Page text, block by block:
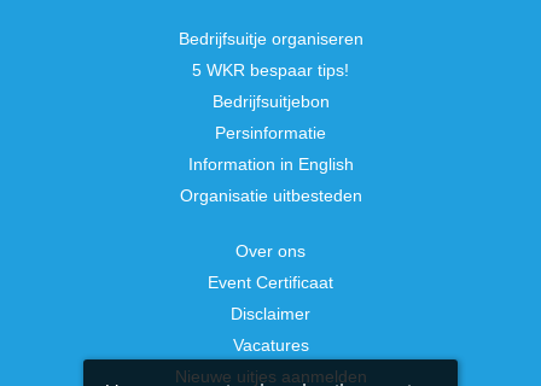
Bedrijfsuitje organiseren
5 WKR bespaar tips!
Bedrijfsuitjebon
Persinformatie
Information in English
Organisatie uitbesteden
Over ons
Event Certificaat
Disclaimer
Vacatures
Nieuwe uitjes aanmelden